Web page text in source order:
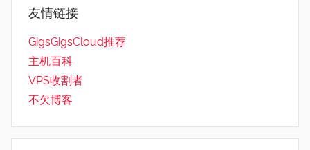
友情链接
GigsGigsCloud推荐
主机百科
VPS收割者
不欠博客